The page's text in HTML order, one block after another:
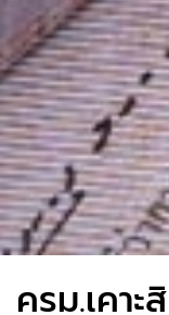
ครม.เคา